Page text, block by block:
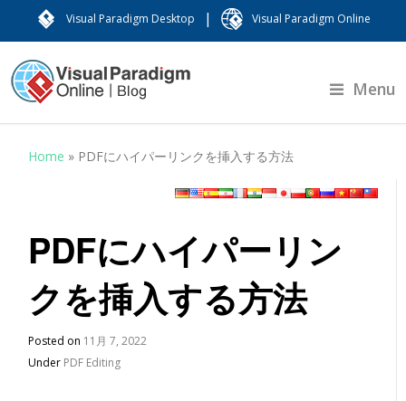
Visual Paradigm Desktop | Visual Paradigm Online
Menu
Home » PDFにハイパーリンクを挿入する方法
PDFにハイパーリン
クを挿入する方法
Posted on 11月 7, 2022
Under PDF Editing